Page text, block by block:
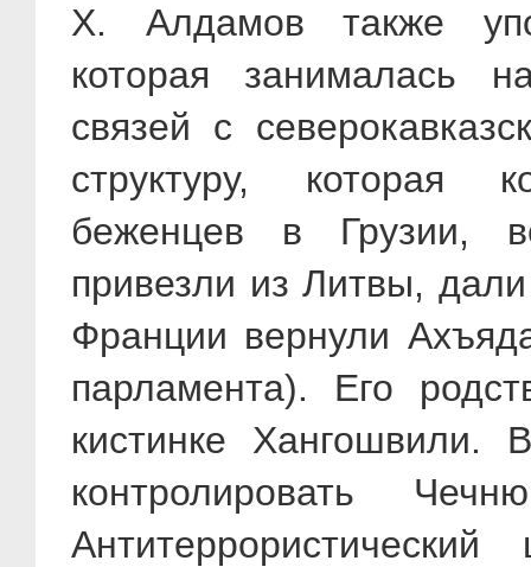
Х. Алдамов также
которая занималась
связей с
структуру, которая
беженцев в Грузии,
привезли из Литвы,
Франции вернули
парламента). Его
кистинке Хангошвили.
контролировать